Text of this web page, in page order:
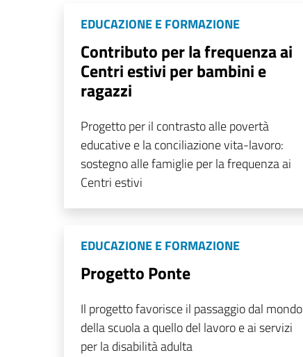
EDUCAZIONE E FORMAZIONE
Contributo per la frequenza ai
Centri estivi per bambini e
ragazzi
Progetto per il contrasto alle povertà
educative e la conciliazione vita-lavoro:
sostegno alle famiglie per la frequenza ai
Centri estivi
EDUCAZIONE E FORMAZIONE
Progetto Ponte
Il progetto favorisce il passaggio dal mondo
della scuola a quello del lavoro e ai servizi
per la disabilità adulta